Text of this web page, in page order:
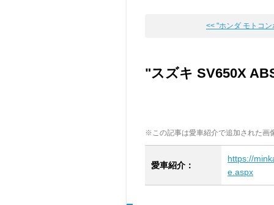
<< "ホンダ モトコン
"スズキ SV650X
※この記事は愛車紹介で追加された画
愛車紹介：
https://
e.aspx